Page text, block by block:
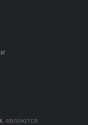
являются